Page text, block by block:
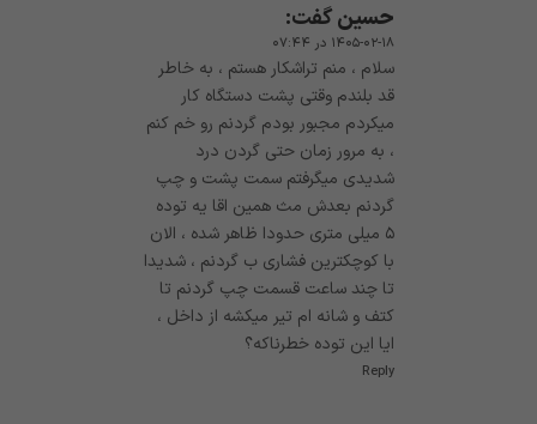
حسینگفت:
۱۴۰۵-۰۲-۱۸ در ۰۷:۴۴
سلام ، منم تراشکار هستم ، به خاطر
قد بلندم وقتی پشت دستگاه کار
میکردم مجبور بودم گردنم رو خم کنم
، به مرور زمان حتی گردن درد
شدیدی میگرفتم سمت پشت و چپ
گردنم بعدش مث همین اقا یه توده
۵ میلی متری حدودا ظاهر شده ، الان
با کوچکترین فشاری ب گردنم ، شدیدا
تا چند ساعت قسمت چپ گردنم تا
کتف و شانه ام تیر میکشه از داخل ،
ایا این توده خطرناکه؟
Reply